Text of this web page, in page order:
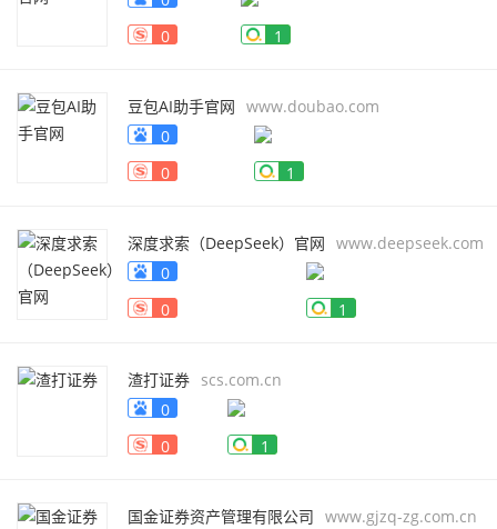
0
1
豆包AI助手官网 www.doubao.com
0
0
1
深度求索（DeepSeek）官网 www.deepseek.com
0
0
1
渣打证券 scs.com.cn
0
0
1
国金证券资产管理有限公司 www.gjzq-zg.com.cn